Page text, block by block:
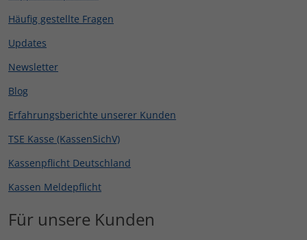
Häufig gestellte Fragen
Updates
Newsletter
Blog
Erfahrungsberichte unserer Kunden
TSE Kasse (KassenSichV)
Kassenpflicht Deutschland
Kassen Meldepflicht
Für unsere Kunden